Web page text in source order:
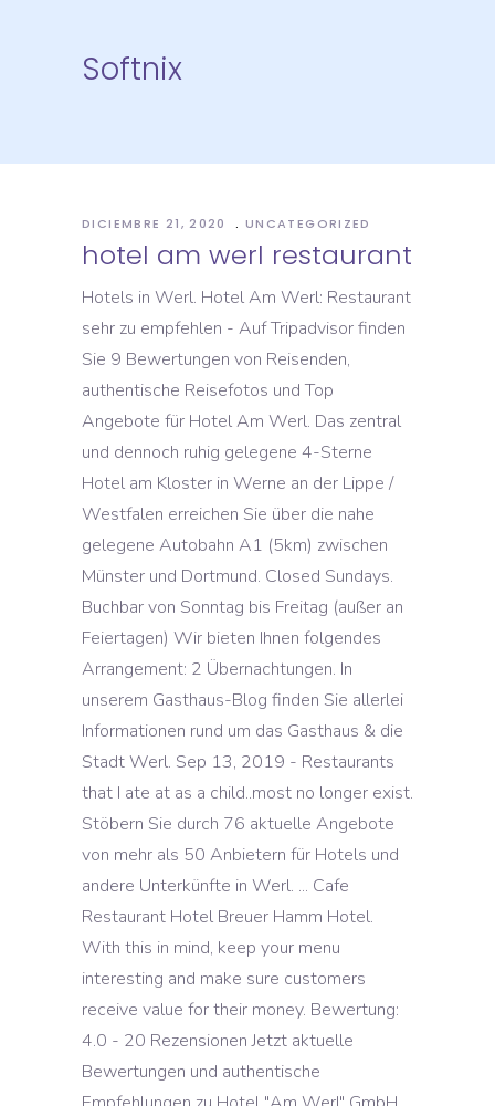
Softnix
DICIEMBRE 21, 2020 UNCATEGORIZED
hotel am werl restaurant
Hotels in Werl. Hotel Am Werl: Restaurant
sehr zu empfehlen - Auf Tripadvisor finden
Sie 9 Bewertungen von Reisenden,
authentische Reisefotos und Top
Angebote für Hotel Am Werl. Das zentral
und dennoch ruhig gelegene 4-Sterne
Hotel am Kloster in Werne an der Lippe /
Westfalen erreichen Sie über die nahe
gelegene Autobahn A1 (5km) zwischen
Münster und Dortmund. Closed Sundays.
Buchbar von Sonntag bis Freitag (außer an
Feiertagen) Wir bieten Ihnen folgendes
Arrangement: 2 Übernachtungen. In
unserem Gasthaus-Blog finden Sie allerlei
Informationen rund um das Gasthaus & die
Stadt Werl. Sep 13, 2019 - Restaurants
that I ate at as a child..most no longer exist.
Stöbern Sie durch 76 aktuelle Angebote
von mehr als 50 Anbietern für Hotels und
andere Unterkünfte in Werl. ... Cafe
Restaurant Hotel Breuer Hamm Hotel.
With this in mind, keep your menu
interesting and make sure customers
receive value for their money. Bewertung:
4.0 - 20 Rezensionen Jetzt aktuelle
Bewertungen und authentische